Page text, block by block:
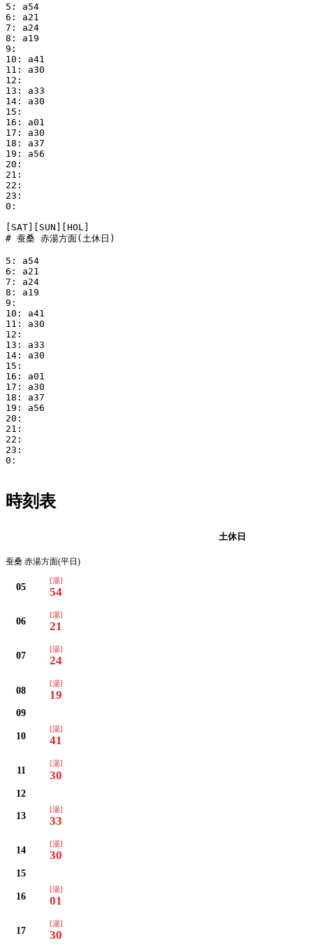
5: a54
6: a21
7: a24
8: a19
9:
10: a41
11: a30
12:
13: a33
14: a30
15:
16: a01
17: a30
18: a37
19: a56
20:
21:
22:
23:
0:
[SAT][SUN][HOL]
# 蚕桑 赤湯方面(土休日)
5: a54
6: a21
7: a24
8: a19
9:
10: a41
11: a30
12:
13: a33
14: a30
15:
16: a01
17: a30
18: a37
19: a56
20:
21:
22:
23:
0:
時刻表
土休日
蚕桑 赤湯方面(平日)
05
[湯]
54
06
[湯]
21
07
[湯]
24
08
[湯]
19
09
10
[湯]
41
11
[湯]
30
12
13
[湯]
33
14
[湯]
30
15
16
[湯]
01
17
[湯]
30